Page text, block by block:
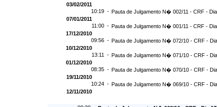
03/02/2011
10:19 - Pauta de Julgamento N� 002/11 - CRF -
07/01/2011
11:00 - Pauta de Julgamento N� 001/11 - CRF -
17/12/2010
09:56 - Pauta de Julgamento N� 072/10 - CRF -
10/12/2010
13:11 - Pauta de Julgamento N� 071/10 - CRF -
01/12/2010
08:35 - Pauta de Julgamento N� 070/10 - CRF -
19/11/2010
10:24 - Pauta de Julgamento N� 069/10 - CRF -
12/11/2010